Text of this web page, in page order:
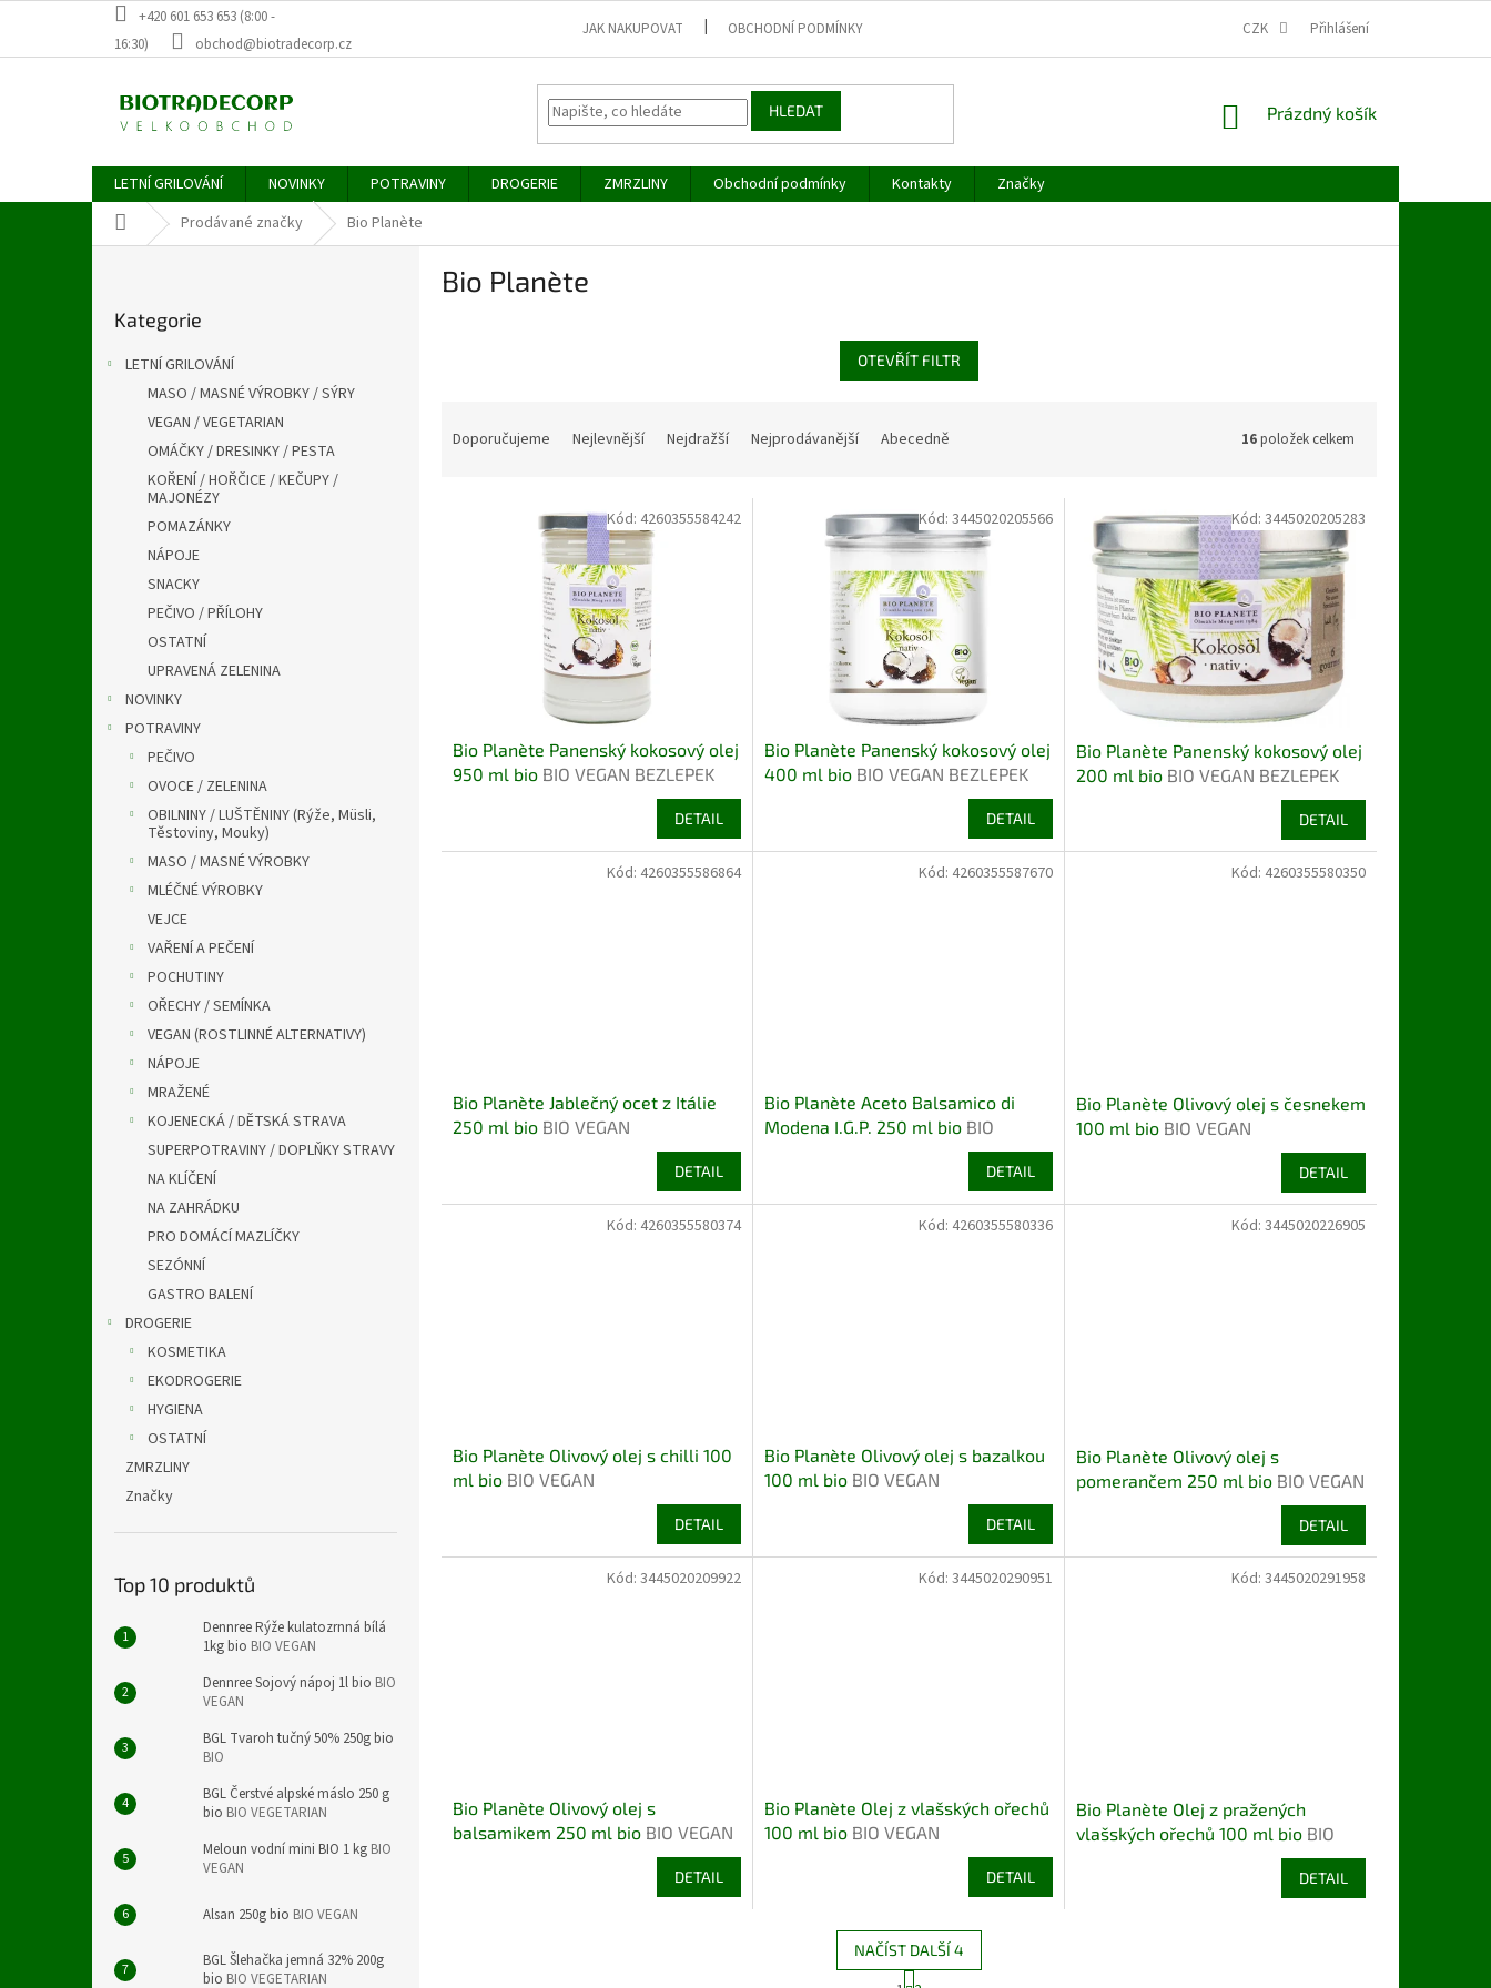
obsah
+420 601 653 653 (8:00 -
16:30)
obchod@biotradecorp.cz
JAK NAKUPOVAT OBCHODNÍ PODMÍNKY CZK Přihlášení
HLEDAT
NÁKUPNÍ
Prázdný košík
LETNÍ GRILOVÁNÍ NOVINKY POTRAVINY DROGERIE ZMRZLINY Obchodní podmínky Kontakty
Značky
Domů Prodávané značky Bio Planète
kategorie
Kategorie
LETNÍ GRILOVÁNÍ
MASO / MASNÉ VÝROBKY / SÝRY
VEGAN / VEGETARIAN
OMÁČKY / DRESINKY / PESTA
KOŘENÍ / HOŘČICE / KEČUPY /
MAJONÉZY
POMAZÁNKY
NÁPOJE
SNACKY
PEČIVO / PŘÍLOHY
OSTATNÍ
UPRAVENÁ ZELENINA
NOVINKY
POTRAVINY
PEČIVO
OVOCE / ZELENINA
OBILNINY / LUŠTĚNINY (Rýže, Müsli,
Těstoviny, Mouky)
MASO / MASNÉ VÝROBKY
MLÉČNÉ VÝROBKY
VEJCE
VAŘENÍ A PEČENÍ
POCHUTINY
OŘECHY / SEMÍNKA
VEGAN (ROSTLINNÉ ALTERNATIVY)
NÁPOJE
MRAŽENÉ
KOJENECKÁ / DĚTSKÁ STRAVA
SUPERPOTRAVINY / DOPLŇKY STRAVY
NA KLÍČENÍ
NA ZAHRÁDKU
PRO DOMÁCÍ MAZLÍČKY
SEZÓNNÍ
GASTRO BALENÍ
DROGERIE
KOSMETIKA
EKODROGERIE
HYGIENA
OSTATNÍ
ZMRZLINY
Značky
Top 10 produktů
Dennree Rýže kulatozrnná bílá
1kg bio BIO VEGAN
Dennree Sojový nápoj 1l bio BIO
VEGAN
BGL Tvaroh tučný 50% 250g bio
BIO
BGL Čerstvé alpské máslo 250 g
bio BIO VEGETARIAN
Meloun vodní mini BIO 1 kg BIO
VEGAN
Alsan 250g bio BIO VEGAN
BGL Šlehačka jemná 32% 200g
bio BIO VEGETARIAN
Bio Planète
OTEVŘÍT FILTR
Doporučujeme Nejlevnější Nejdražší Nejprodávanější Abecedně 16položek celkem
Bio Planète Panenský kokosový olej
950 ml bio BIO VEGAN BEZLEPEK
DETAIL
Kód: 4260355584242
Bio Planète Panenský kokosový olej
400 ml bio BIO VEGAN BEZLEPEK
DETAIL
Kód: 3445020205566
Bio Planète Panenský kokosový olej
200 ml bio BIO VEGAN BEZLEPEK
DETAIL
Kód: 3445020205283
Bio Planète Jablečný ocet z Itálie
250 ml bio BIO VEGAN
DETAIL
Kód: 4260355586864
Bio Planète Aceto Balsamico di
Modena I.G.P. 250 ml bio BIO
DETAIL
Kód: 4260355587670
Bio Planète Olivový olej s česnekem
100 ml bio BIO VEGAN
DETAIL
Kód: 4260355580350
Bio Planète Olivový olej s chilli 100
ml bio BIO VEGAN
DETAIL
Kód: 4260355580374
Bio Planète Olivový olej s bazalkou
100 ml bio BIO VEGAN
DETAIL
Kód: 4260355580336
Bio Planète Olivový olej s
pomerančem 250 ml bio BIO VEGAN
DETAIL
Kód: 3445020226905
Bio Planète Olivový olej s
balsamikem 250 ml bio BIO VEGAN
DETAIL
Kód: 3445020209922
Bio Planète Olej z vlašských ořechů
100 ml bio BIO VEGAN
DETAIL
Kód: 3445020290951
Bio Planète Olej z pražených
vlašských ořechů 100 ml bio BIO
DETAIL
Kód: 3445020291958
NAČÍST DALŠÍ 4